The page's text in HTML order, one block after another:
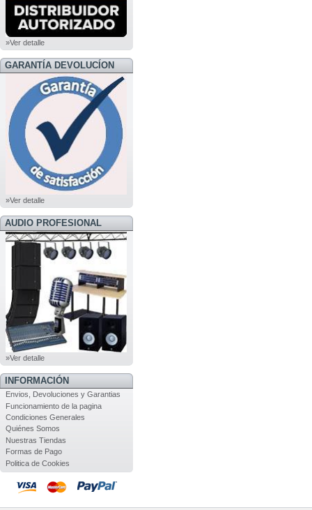
»Ver detalle
GARANTÍA DEVOLUCÍON
»Ver detalle
AUDIO PROFESIONAL
»Ver detalle
INFORMACIÓN
Envios, Devoluciones y Garantias
Funcionamiento de la pagina
Condiciones Generales
Quiénes Somos
Nuestras Tiendas
Formas de Pago
Politica de Cookies